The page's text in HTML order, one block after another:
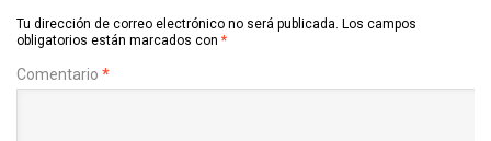
Tu dirección de correo electrónico no será publicada. Los campos
obligatorios están marcados con *
Comentario *